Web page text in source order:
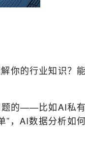
你的行业知识？
题的——比如AI私
”，AI数据分析如